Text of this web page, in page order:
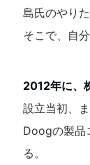
島氏のやり
そこで、自
2012年に、
設立当初、
Doogの製品
る。